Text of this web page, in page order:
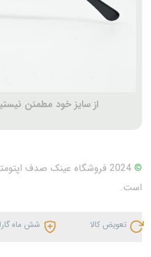
از سایز خود مطمئن
©
2024 فروشگاه عینک صدف
است.
تعویض کالا شش ماه